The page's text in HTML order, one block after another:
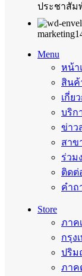
ประชาสัมพั
Menu
หน้า
สินค้
เกี่ย
บริก
ข่าว
สาข
ร่วม
ติดต่
คำถ
Store
ภาค
กรุง
ปริ
ภาค